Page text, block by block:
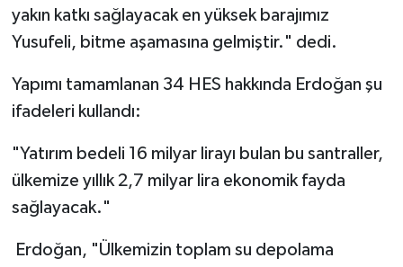
yakın katkı sağlayacak en yüksek barajımız
Yusufeli, bitme aşamasına gelmiştir." dedi.
Yapımı tamamlanan 34 HES hakkında Erdoğan şu
ifadeleri kullandı:
"Yatırım bedeli 16 milyar lirayı bulan bu santraller,
ülkemize yıllık 2,7 milyar lira ekonomik fayda
sağlayacak."
Erdoğan, "Ülkemizin toplam su depolama